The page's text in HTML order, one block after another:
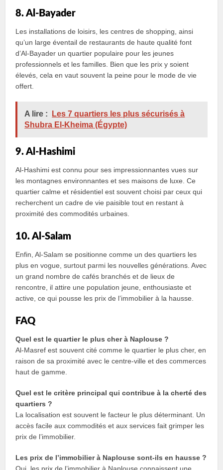
8. Al-Bayader
Les installations de loisirs, les centres de shopping, ainsi
qu’un large éventail de restaurants de haute qualité font
d’Al-Bayader un quartier populaire pour les jeunes
professionnels et les familles. Bien que les prix y soient
élevés, cela en vaut souvent la peine pour le mode de vie
offert.
A lire :
Les 7 quartiers les plus sécurisés à
Shubra El-Kheima (Égypte)
9. Al-Hashimi
Al-Hashimi est connu pour ses impressionnantes vues sur
les montagnes environnantes et ses maisons de luxe. Ce
quartier calme et résidentiel est souvent choisi par ceux qui
recherchent un cadre de vie paisible tout en restant à
proximité des commodités urbaines.
10. Al-Salam
Enfin, Al-Salam se positionne comme un des quartiers les
plus en vogue, surtout parmi les nouvelles générations. Avec
un grand nombre de cafés branchés et de lieux de
rencontre, il attire une population jeune, enthousiaste et
active, ce qui pousse les prix de l’immobilier à la hausse.
FAQ
Quel est le quartier le plus cher à Naplouse ?
Al-Masref est souvent cité comme le quartier le plus cher, en
raison de sa proximité avec le centre-ville et des commerces
haut de gamme.
Quel est le critère principal qui contribue à la cherté des
quartiers ?
La localisation est souvent le facteur le plus déterminant. Un
accès facile aux commodités et aux services fait grimper les
prix de l’immobilier.
Les prix de l’immobilier à Naplouse sont-ils en hausse ?